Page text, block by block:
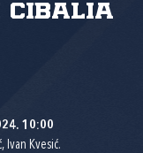
Cibalia
10:00
Ivan Kvesić.